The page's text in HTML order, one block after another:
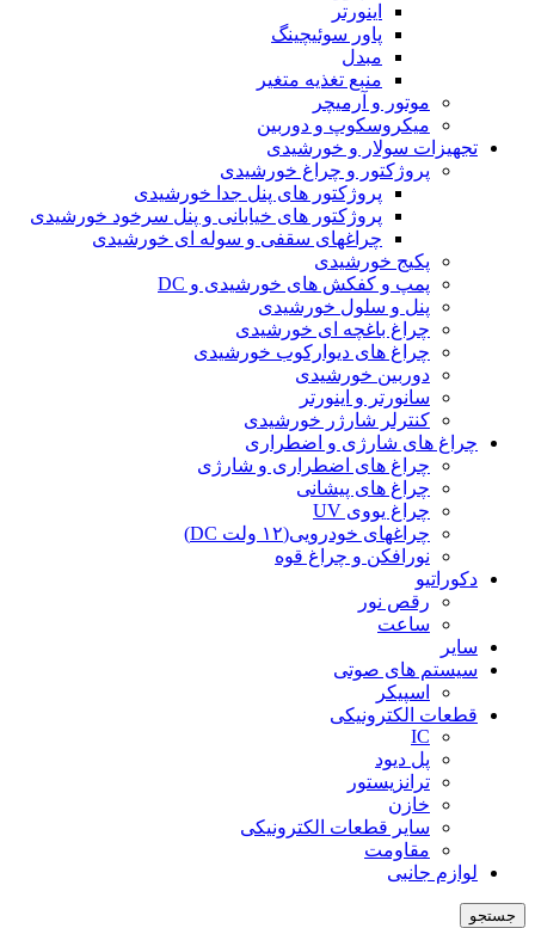
اینورتر
پاور سوئیچینگ
مبدل
منبع تغذیه متغیر
موتور و آرمیچر
میکروسکوپ و دوربین
تجهیزات سولار و خورشیدی
پروژکتور و چراغ خورشیدی
پروژکتور های پنل جدا خورشیدی
پروژکتور های خیابانی و پنل سرخود خورشیدی
چراغهای سقفی و سوله ای خورشیدی
پکیج خورشیدی
پمپ و کفکش های خورشیدی و DC
پنل و سلول خورشیدی
چراغ باغچه ای خورشیدی
چراغ های دیوارکوب خورشیدی
دوربین خورشیدی
سانورتر و اینورتر
کنترلر شارژر خورشیدی
چراغ های شارژی و اضطراری
چراغ های اضطراری و شارژی
چراغ های پیشانی
چراغ یووی UV
چراغهای خودرویی(۱۲ ولت DC)
نورافکن و چراغ قوه
دکوراتیو
رقص نور
ساعت
سایر
سیستم های صوتی
اسپیکر
قطعات الکترونیکی
IC
پل دیود
ترانزیستور
خازن
سایر قطعات الکترونیکی
مقاومت
لوازم جانبی
جستجو